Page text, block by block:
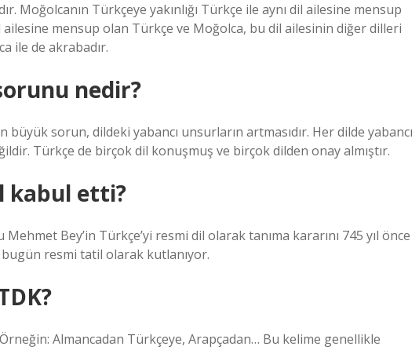
Moğolcanın Türkçeye yakınlığı Türkçe ile aynı dil ailesine mensup
ailesine mensup olan Türkçe ve Moğolca, bu dil ailesinin diğer dilleri
ile de akrabadır.
nedir?
sorun, dildeki yabancı unsurların artmasıdır. Her dilde yabancı
Türkçe de birçok dil konuşmuş ve birçok dilden onay almıştır.
kabul etti?
Bey’in Türkçe’yi resmi dil olarak tanıma kararını 745 yıl önce
bugün resmi tatil olarak kutlanıyor.
Almancadan Türkçeye, Arapçadan… Bu kelime genellikle